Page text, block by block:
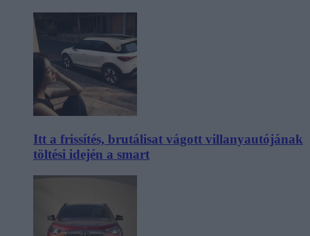
Itt a frissítés, brutálisat vágott villanyautójának
töltési idején a smart